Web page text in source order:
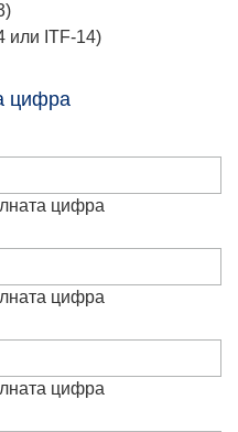
или ITF-14)
цифра
цифра
цифра
цифра